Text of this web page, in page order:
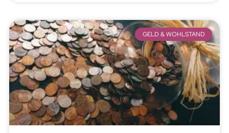
GELD & WOHLSTAND